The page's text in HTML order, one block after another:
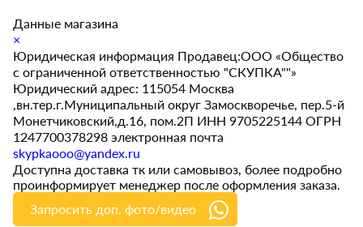
Данные магазина
×
Юридическая информация Продавец:ООО «Общество
с ограниченной ответственностью "СКУПКА""»
Юридический адрес: 115054 Москва
,вн.тер.г.Муниципальный округ Замоскворечье, пер.5-й
Монетчиковский,д.16, пом.2П ИНН 9705225144 ОГРН
1247700378298 электронная почта
skypkaooo@yandex.ru
Доступна доставка тк или самовывоз, более подробно
проинформирует менеджер после оформления заказа.
Запросить доп. фото/видео